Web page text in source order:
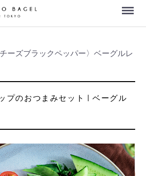
Menu
ーズブラックペッパー〉ベーグルレ
プのおつまみセット | ベーグル